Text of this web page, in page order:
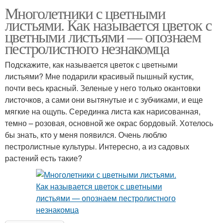
Многолетники с цветными
листьями. Как называется цветок с
цветными листьями — опознаем
пестролистного незнакомца
Подскажите, как называется цветок с цветными
листьями? Мне подарили красивый пышный кустик,
почти весь красный. Зеленые у него только окантовки
листочков, а сами они вытянутые и с зубчиками, и еще
мягкие на ощупь. Серединка листа как нарисованная,
темно – розовая, основной же окрас бордовый. Хотелось
бы знать, кто у меня появился. Очень люблю
пестролистные культуры. Интересно, а из садовых
растений есть такие?